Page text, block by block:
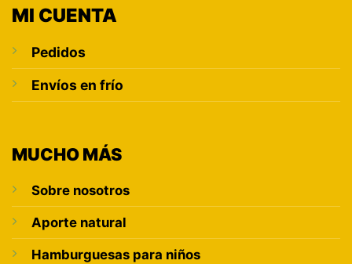
MI CUENTA
Pedidos
Envíos en frío
MUCHO MÁS
Sobre nosotros
Aporte natural
Hamburguesas para niños